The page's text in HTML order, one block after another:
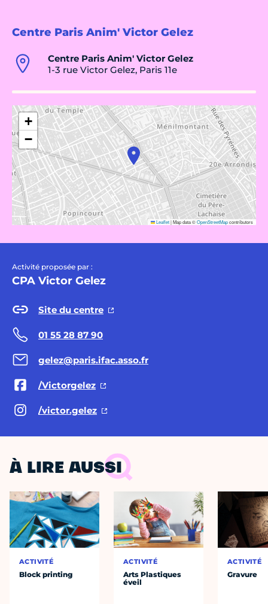
Centre Paris Anim' Victor Gelez
Centre Paris Anim' Victor Gelez
1-3 rue Victor Gelez, Paris 11e
+
−
Leaflet|Map data ©OpenStreetMapcontributors
Activité proposée par :
CPA Victor Gelez
Site du centre
01 55 28 87 90
gelez@paris.ifac.asso.fr
/Victorgelez
/victor.gelez
À LIRE AUSSI
ACTIVITÉ
Block printing
ACTIVITÉ
Arts Plastiques
éveil
ACTIVITÉ
Gravure